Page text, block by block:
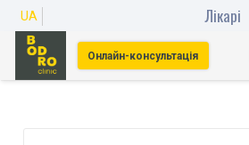
UA Лікарі
Онлайн-консультація